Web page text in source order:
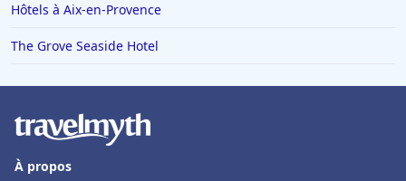
Hôtels à Aix-en-Provence
The Grove Seaside Hotel
À propos